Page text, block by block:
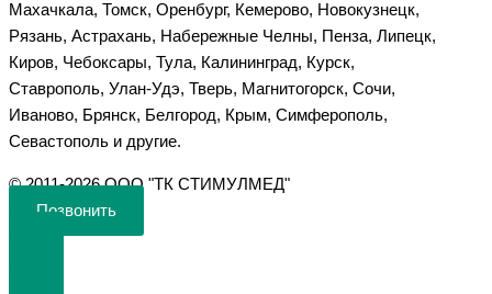
Махачкала, Томск, Оренбург, Кемерово, Новокузнецк,
Рязань, Астрахань, Набережные Челны, Пенза, Липецк,
Киров, Чебоксары, Тула, Калининград, Курск,
Ставрополь, Улан-Удэ, Тверь, Магнитогорск, Сочи,
Иваново, Брянск, Белгород, Крым, Симферополь,
Севастополь и другие.
©️ 2011-2026 ООО "ТК СТИМУЛМЕД"
Позвонить